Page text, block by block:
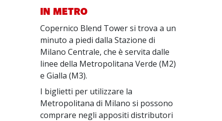
IN METRO
Copernico Blend Tower si trova a un
minuto a piedi dalla Stazione di
Milano Centrale, che è servita dalle
linee della Metropolitana Verde (M2)
e Gialla (M3).
I biglietti per utilizzare la
Metropolitana di Milano si possono
comprare negli appositi distributori